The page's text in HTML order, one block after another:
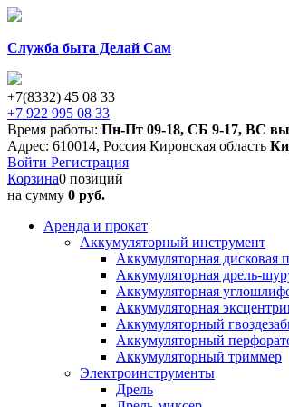
Служба быта Делай Сам
+7(8332) 45 08 33
+7 922 995 08 33
Время работы: Пн-Пт 09-18, СБ 9-17, ВС
Адрес: 610014, Россия Кировская область
Войти Регистрация
Корзина0 позиций
на сумму 0 руб.
Аренда и прокат
Аккумуляторный инструмент
Аккумуляторная дисковая
Аккумуляторная дрель-
Аккумуляторная
Аккумуляторная
Аккумуляторный
Аккумуляторный
Аккумуляторный триммер
Электроинструменты
Дрель